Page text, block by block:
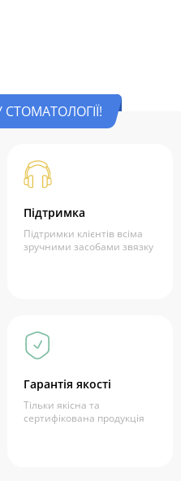
Підтримка
Підтримки клієнтів всіма
зручними засобами звязку
Гарантія якості
Тільки якісна та
сертифікована продукція